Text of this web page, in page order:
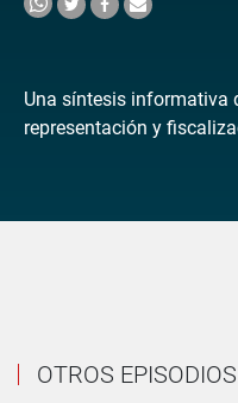
Una síntesis informativa
representación y
OTROS EPISODIOS